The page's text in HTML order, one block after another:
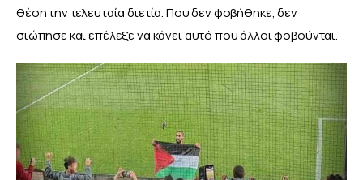
θέση την τελευταία διετία. Που δεν φοβήθηκε, δεν
σιώπησε και επέλεξε να κάνει αυτό που άλλοι φοβούνται.